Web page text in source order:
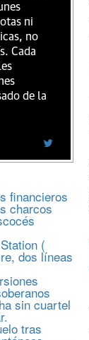
ni
no
Cada
de la
financieros
charcos
(
dos líneas
sin cuartel
tras